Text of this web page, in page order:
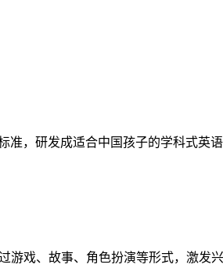
准，研发成适合中国孩子的学科式英
戏、故事、角色扮演等形式，激发